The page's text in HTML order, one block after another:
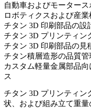
自動車およびモータース
ロボティクスおよび産業
チタン 3D 印刷部品の設
チタン 3D プリンティン
チタン 3D 印刷部品の見
チタン積層造形の品質管
カスタム軽量金属部品
ス
チタン 3D プリンティン
状、および組み立て重